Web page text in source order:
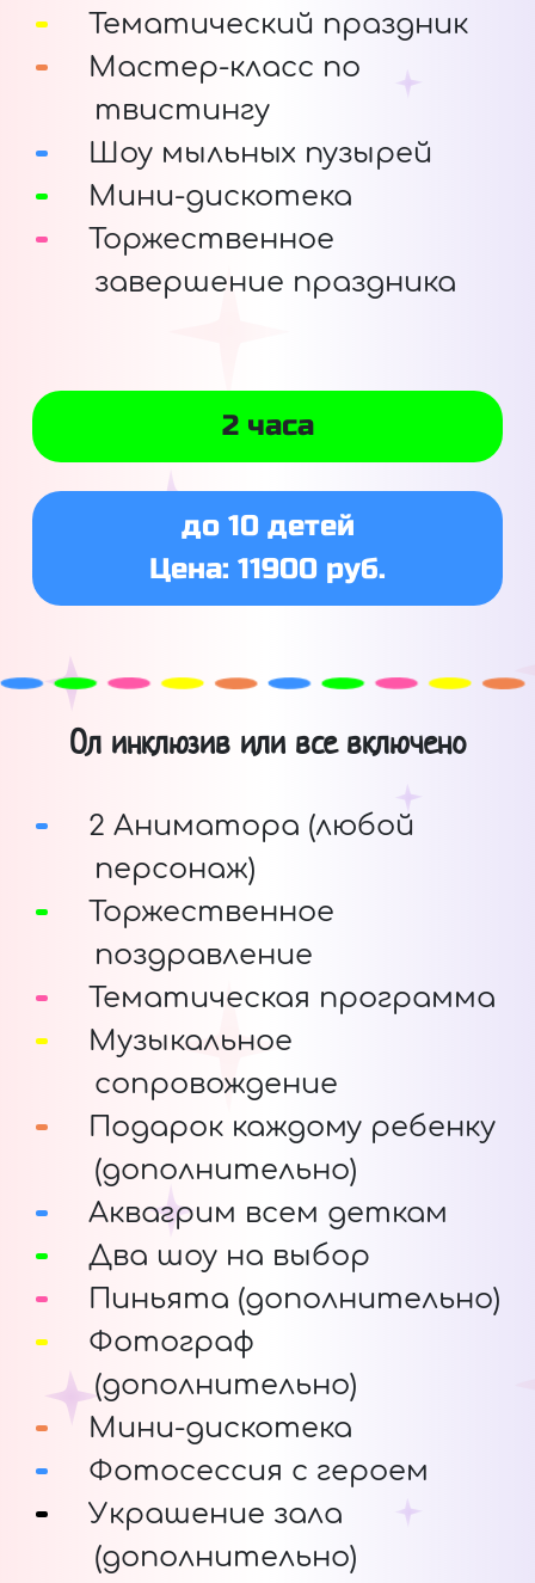
Тематический праздник
Мастер-класс по
твистингу
Шоу мыльных пузырей
Мини-дискотека
Торжественное
завершение праздника
2 часа
до 10 детей
Цена: 11900 руб.
Ол инклюзив или все включено
2 Аниматора (любой
персонаж)
Торжественное
поздравление
Тематическая программа
Музыкальное
сопровождение
Подарок каждому ребенку
(дополнительно)
Аквагрим всем деткам
Два шоу на выбор
Пиньята (дополнительно)
Фотограф
(дополнительно)
Мини-дискотека
Фотосессия с героем
Украшение зала
(дополнительно)